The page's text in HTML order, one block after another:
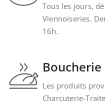
Tous les jours,
Viennoiseries.
16h.
Les produits
Charcuterie-